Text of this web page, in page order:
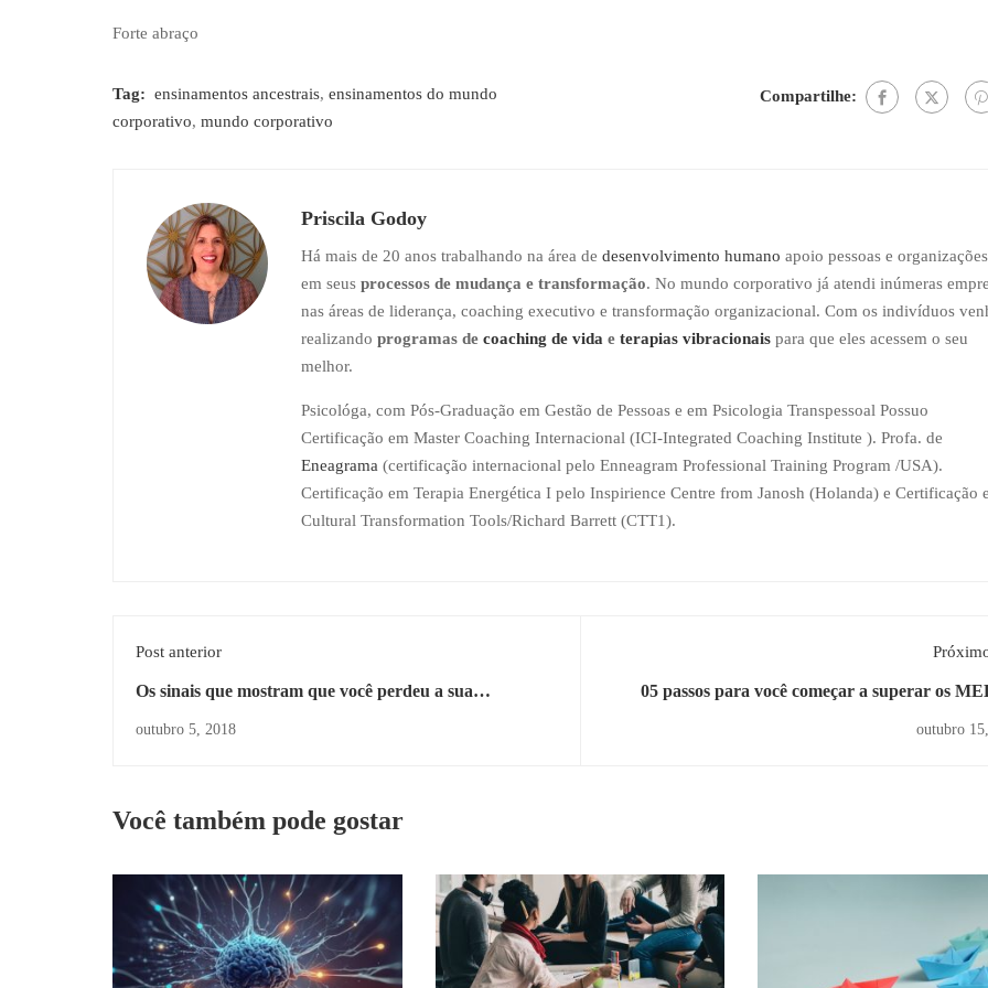
Forte abraço
Tag: ensinamentos ancestrais, ensinamentos do mundo
corporativo, mundo corporativo
Compartilhe:
Priscila Godoy
Há mais de 20 anos trabalhando na área de desenvolvimento humano apoio pessoas e organizações
em seus processos de mudança e transformação. No mundo corporativo já atendi inúmeras
nas áreas de liderança, coaching executivo e transformação organizacional. Com os indivíduos
realizando programas de coaching de vida e terapias vibracionais para que eles acessem o seu
melhor.
Psicológa, com Pós-Graduação em Gestão de Pessoas e em Psicologia Transpessoal Possuo
Certificação em Master Coaching Internacional (ICI-Integrated Coaching Institute ). Profa. de
Eneagrama (certificação internacional pelo Enneagram Professional Training Program /USA).
Certificação em Terapia Energética I pelo Inspirience Centre from Janosh (Holanda) e Certificação
Cultural Transformation Tools/Richard Barrett (CTT1).
Post anterior
Os sinais que mostram que você perdeu a sua
outubro 5, 2018
05 passos para você começar a superar os
outubro
Você também pode gostar